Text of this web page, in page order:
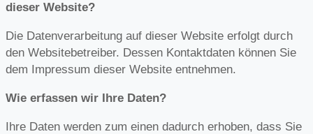
dieser Website?
Die Datenverarbeitung auf dieser Website erfolgt durch
den Websitebetreiber. Dessen Kontaktdaten können Sie
dem Impressum dieser Website entnehmen.
Wie erfassen wir Ihre Daten?
Ihre Daten werden zum einen dadurch erhoben, dass Sie